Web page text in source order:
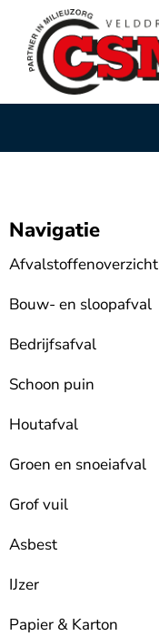
Navigatie
Afvalstoffenoverzicht
Bouw- en sloopafval
Bedrijfsafval
Schoon puin
Houtafval
Groen en snoeiafval
Grof vuil
Asbest
IJzer
Papier & Karton